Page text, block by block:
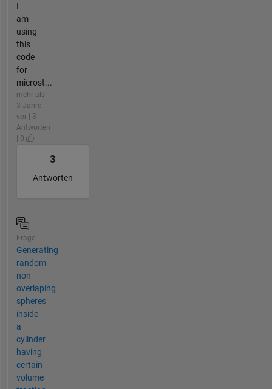
I
am
using
this
code
for
microst...
mehr als
3 Jahre
vor | 3
Antworten
| 0
3
Antworten
Frage
Generating
random
non
overlaping
spheres
inside
a
cylinder
having
certain
volume